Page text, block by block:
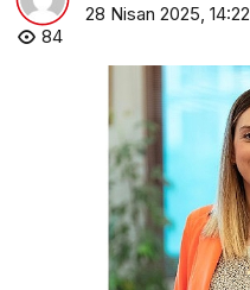
28 Nisan 2025, 14:22
84